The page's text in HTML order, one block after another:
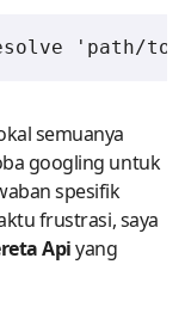
'path/to/
semuanya
googling untuk
spesifik
frustrasi, saya
Apiyang